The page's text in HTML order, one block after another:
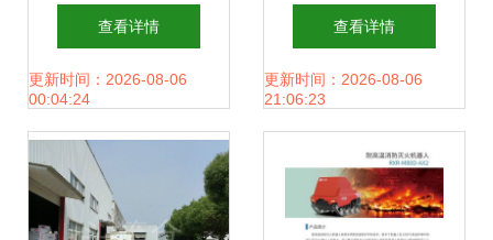
沉浸式体验馆
查看详情
更新时间：2026-08-06
00:04:24
灭火剂,泡沫灭火设
备,气体灭火装置,s
型气溶胶,七氟丙烷
灭火装置,产品信息
查看详情
更新时间：2026-08-06
21:06:23